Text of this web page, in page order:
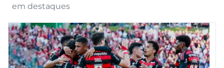
em destaques